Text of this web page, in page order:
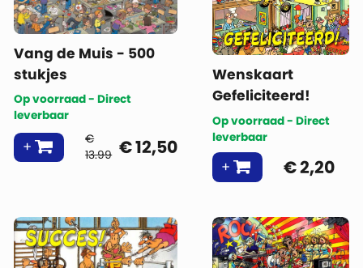
Vang de Muis - 500
stukjes
Op voorraad - Direct
leverbaar
€
13.99 €12,50
Wenskaart
Gefeliciteerd!
Op voorraad - Direct
leverbaar
€2,20